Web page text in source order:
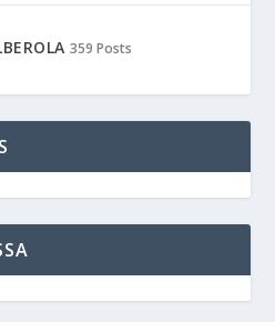
359 Posts